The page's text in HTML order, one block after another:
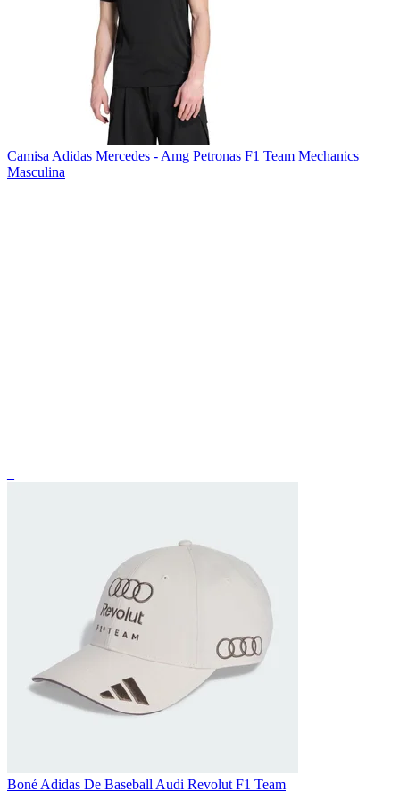
Camisa Adidas Mercedes - Amg Petronas F1 Team Mechanics
Masculina
Boné Adidas De Baseball Audi Revolut F1 Team